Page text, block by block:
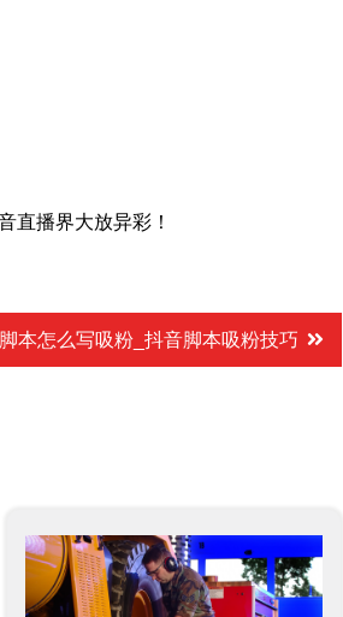
直播界大放异彩！
本怎么写吸粉_抖音脚本吸粉技巧